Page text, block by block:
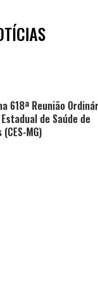
618ª Reunião
de Saúde de
MG)